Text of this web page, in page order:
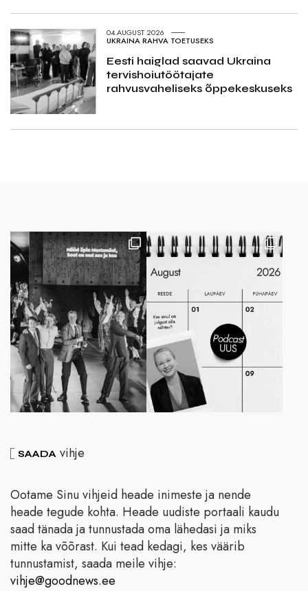
04.AUGUST 2026
UKRAINA RAHVA TOETUSEKS
Eesti haiglad saavad Ukraina
tervishoiutöötajate
rahvusvaheliseks õppekeskuseks
SAADA vihje
Ootame Sinu vihjeid heade inimeste ja nende
heade tegude kohta. Heade uudiste portaali kaudu
saad tänada ja tunnustada oma lähedasi ja miks
mitte ka võõrast. Kui tead kedagi, kes väärib
tunnustamist, saada meile vihje:
vihje@goodnews.ee